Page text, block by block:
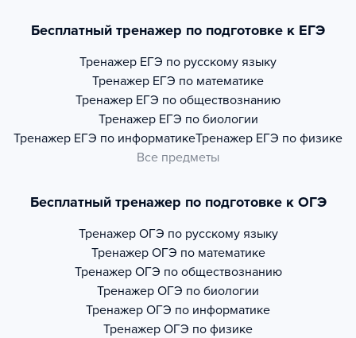
Бесплатный тренажер по подготовке к ЕГЭ
Тренажер ЕГЭ по русскому языку
Тренажер ЕГЭ по математике
Тренажер ЕГЭ по обществознанию
Тренажер ЕГЭ по биологии
Тренажер ЕГЭ по информатикеТренажер ЕГЭ по физике
Все предметы
Бесплатный тренажер по подготовке к ОГЭ
Тренажер ОГЭ по русскому языку
Тренажер ОГЭ по математике
Тренажер ОГЭ по обществознанию
Тренажер ОГЭ по биологии
Тренажер ОГЭ по информатике
Тренажер ОГЭ по физике